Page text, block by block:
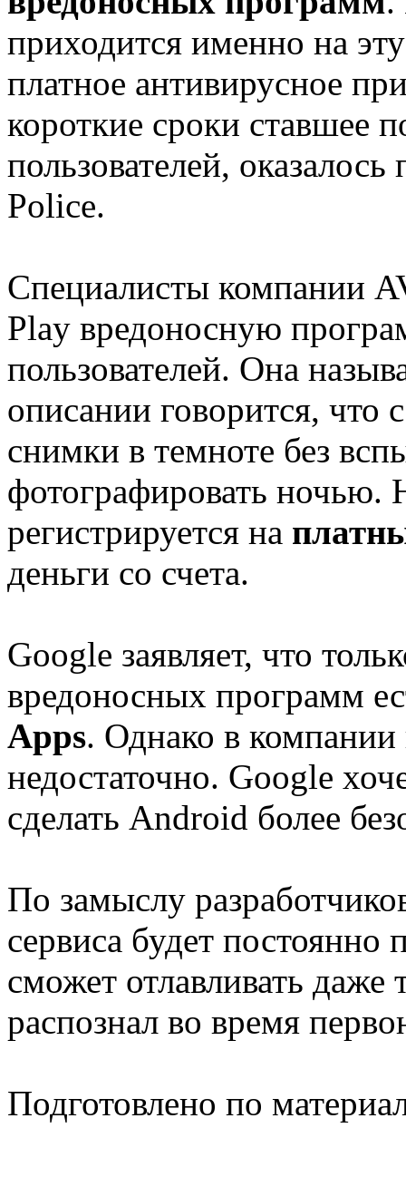
приходится именно на
платное антивирусное
короткие сроки ставшее
пользователей,
Police.
Специалисты компании
Play вредоносную
пользователей. Она
описании говорится,
снимки в темноте без
фотографировать ночью.
регистрируется на
деньги со счета.
Google заявляет, что
вредоносных программ
Apps. Однако в компании
недостаточно. Google
сделать Android более
По замыслу
сервиса будет постоянно
сможет отлавливать
распознал во время
Подготовлено по